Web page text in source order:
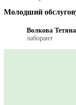
Молодший
Волкова
лаборант